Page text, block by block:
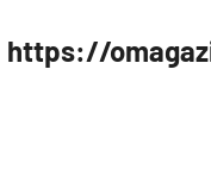
https://